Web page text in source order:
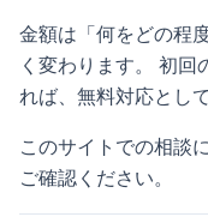
金額は「何をどの程
く変わります。 初
れば、無料対応とし
このサイトでの相談
ご確認ください。